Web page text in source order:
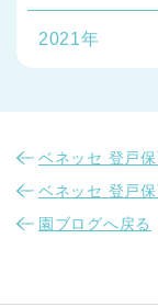
2021年
ベネッセ 登戸
ベネッセ 登戸
園ブログへ戻る